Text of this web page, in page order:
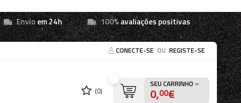
Envioem 24h 100%avaliações positivas
CONECTE-SE OU REGISTE-SE
(0)
SEU CARRINHO
0,00€